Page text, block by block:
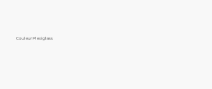
Couleur Plexiglass